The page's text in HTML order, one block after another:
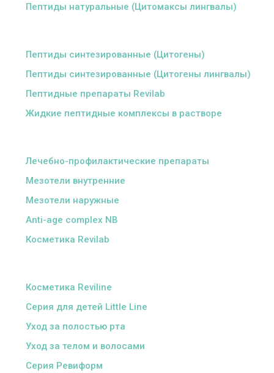
Пептиды натуральные (Цитомаксы лингвалы)
Пептиды синтезированные (Цитогены)
Пептиды синтезированные (Цитогены лингвалы)
Пептидные препараты Revilab
Жидкие пептидные комплексы в растворе
Лечебно-профилактические препараты
Мезотели внутренние
Мезотели наружные
Anti-age complex NB
Косметика Revilab
Косметика Reviline
Серия для детей Little Line
Уход за полостью рта
Уход за телом и волосами
Серия Ревиформ